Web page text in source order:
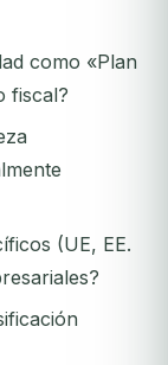
como «Plan
fiscal?
(UE, EE.